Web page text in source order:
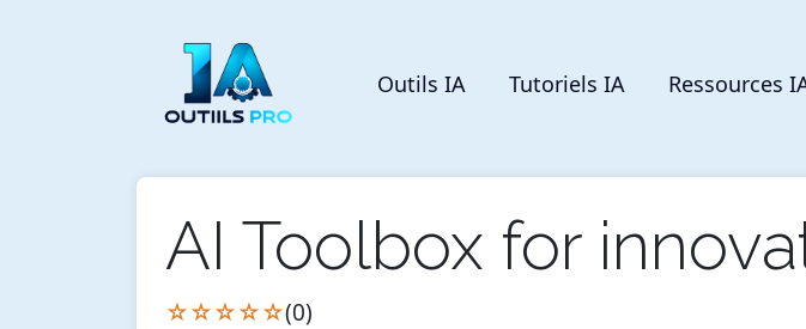
Outils IA Tutoriels IA Ressources
AI Toolbox for
☆☆☆☆☆(0)